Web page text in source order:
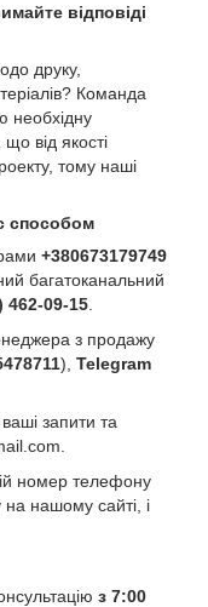
відповіді
друку,
Команда
необхідну
від якості
тому наші
способом
+380673179749
багатоканальний
462-09-15.
з продажу
), Telegram
запити та
.
номер телефону
на нашому сайті, і
з 7:00